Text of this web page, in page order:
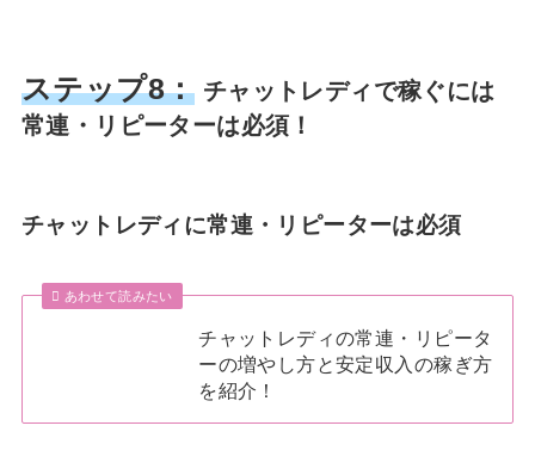
ステップ8： チャットレディで稼ぐには
常連・リピーターは必須！
チャットレディに常連・リピーターは必須
あわせて読みたい
チャットレディの常連・リピータ
ーの増やし方と安定収入の稼ぎ方
を紹介！